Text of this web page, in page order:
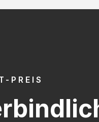
PREIS